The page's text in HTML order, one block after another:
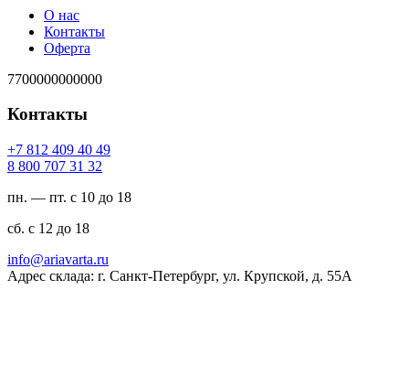
О нас
Контакты
Оферта
7700000000000
Контакты
94 04 904 218 7+
23 13 707 008 8
пн. — пт. с 10 до 18
сб. с 12 до 18
ur.atravaira@ofni
Адрес склада: г. Санкт-Петербург, ул. Крупской, д. 55А